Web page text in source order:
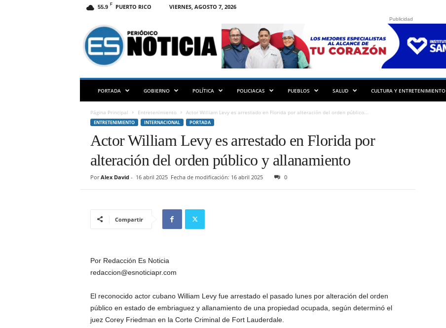
55.9 F PUERTO RICO VIERNES, AGOSTO 7, 2026
S
N
O
Publicidad
PORTADA GOBIERNO POLÍTICA POLICIACAS PUEBLOS SALUD CULTURA Y ENTRETENIMIENTO
Página Principal Entretenimiento Actor William Levy es arrestado en Florida por alteración del orden público...
ENTRETENIMIENTO INTERNACIONAL PORTADA
Actor William Levy es arrestado en Florida por
alteración del orden público y allanamiento
Por Alex David- 16 abril 2025 Fecha de modificación: 16 abril 2025 0
Compartir
Por Redacción Es Noticia
redaccion@esnoticiapr.com
El reconocido actor cubano William Levy fue arrestado el pasado lunes por alteración del orden
público en estado de embriaguez y allanamiento de una propiedad ocupada, según determinó el
juez Corey Friedman en la Corte Criminal de Fort Lauderdale.